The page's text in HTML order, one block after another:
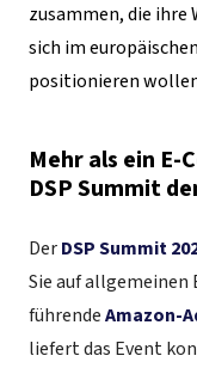
zusammen, die
sich im
positionieren
Mehr als ein E-
DSP Summit
DerDSP Summit
Sie auf allgemeinen
führendeAmazon-
liefert das Event